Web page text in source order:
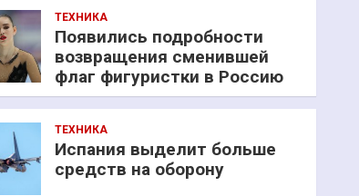
ТЕХНИКА
Появились подробности
возвращения сменившей
флаг фигуристки в Россию
ТЕХНИКА
Испания выделит больше
средств на оборону